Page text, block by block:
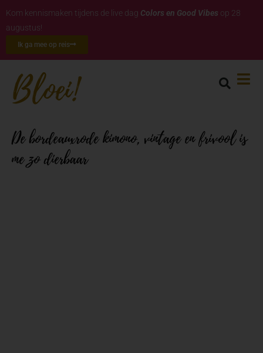
Kom kennismaken tijdens de live dag Colors en Good Vibes op 28
augustus!
Ik ga mee op reis
De bordeauxrode kimono, vintage en frivool is
me zo dierbaar